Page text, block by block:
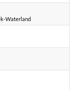
Waterland